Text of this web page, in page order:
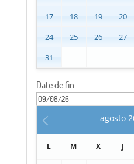
17
18 19 20
24
25 26 27
31
Date de fin
agosto
L M X J